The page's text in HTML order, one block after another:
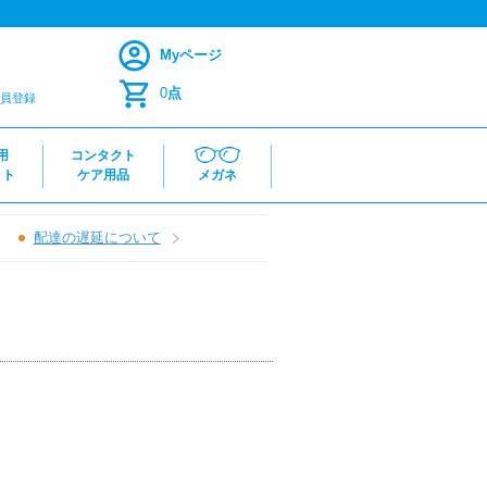
登録
Myページ
0点
コンタクト
ケア用品
メガネ
配達の遅延について